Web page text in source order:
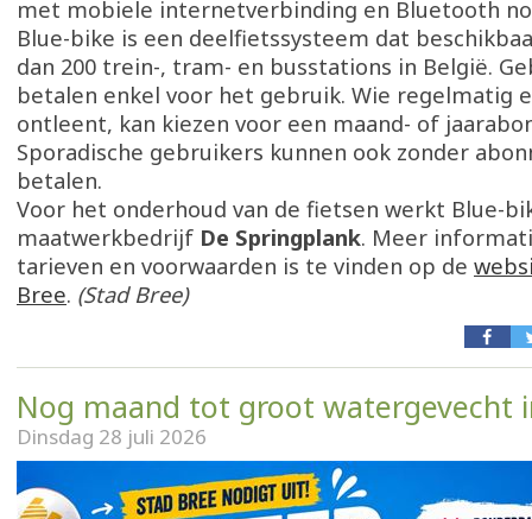
met mobiele internetverbinding en Bluetooth
Blue-bike is een deelfietssysteem dat
dan 200 trein-, tram- en busstations in België.
betalen enkel voor het gebruik. Wie regelmatig
ontleent, kan kiezen voor een maand- of
Sporadische gebruikers kunnen ook zonder
betalen.
Voor het onderhoud van de fietsen werkt Blue-
maatwerkbedrijf De Springplank. Meer
tarieven en voorwaarden is te vinden op de
Bree. (Stad Bree)
Nog maand tot groot watergevecht
Dinsdag 28 juli 2026